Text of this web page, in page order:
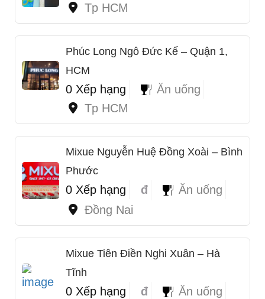
Tp HCM
Phúc Long Ngô Đức Kế – Quận 1,
HCM
0 Xếp hạng
Ăn uống
Tp HCM
Mixue Nguyễn Huệ Đồng Xoài – Bình
Phước
0 Xếp hạng đ
Ăn uống
Đồng Nai
Mixue Tiên Điền Nghi Xuân – Hà
Tĩnh
0 Xếp hạng đ
Ăn uống